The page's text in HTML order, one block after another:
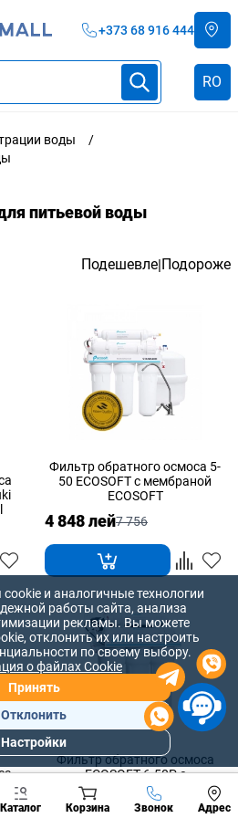
+373 68 916 444
RO
воды
питьевой воды
Подешевле|Подороже
Фильтр обратного осмоса 5-
50 ECOSOFT с мембраной
ECOSOFT
4 848 лей7 756
Фильтр обратного осмоса
ECOSOFT 6-50P с
минерализатором и помпой
на станине
11 510
Каталог Корзина Звонок Адрес
Позвонить
разделы
и аналогичные технологии
работы сайта, анализа
рекламы. Вы можете
отклонить их или настроить
по своему выбору.
о файлах Cookie
Принять
Отклонить
Настройки